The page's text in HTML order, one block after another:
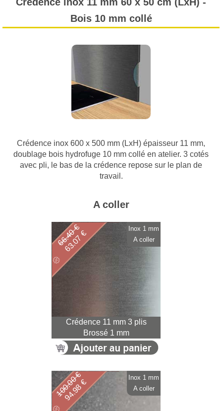
Bois 10 mm collé
Crédence inox 600 x 500 mm (LxH) épaisseur 11 mm,
doublage bois hydrofuge 10 mm collé en atelier. 3 cotés
avec pli, le bas de la crédence repose sur le plan de
travail.
A coller
Crédence 11 mm 3 plis
Brossé 1 mm
63.07 €
66.40 €
Inox 1 mm
A coller
94.98 €
100.00 €
Inox 1 mm
A coller